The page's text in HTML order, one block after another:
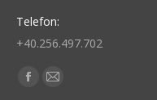
Telefon:
+40.256.497.702
Find us on:
Facebook
Mail